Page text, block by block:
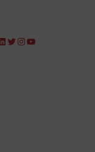
Twitter
Instagram
YouTube